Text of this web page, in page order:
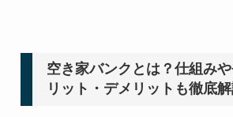
空き家バンクとは？仕組み
リット・デメリットも徹底